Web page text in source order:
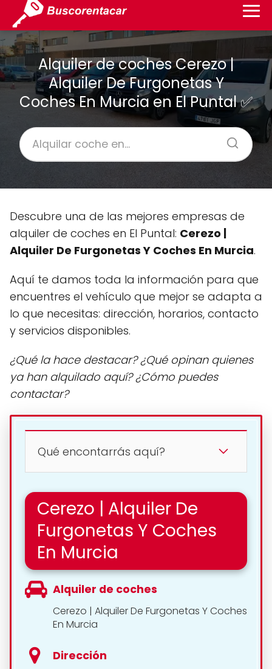
Alquiler de coches Cerezo |
Alquiler De Furgonetas Y
Coches En Murcia en El Puntal ✅
Descubre una de las mejores empresas de
alquiler de coches en El Puntal: Cerezo |
Alquiler De Furgonetas Y Coches En Murcia.
Aquí te damos toda la información para que
encuentres el vehículo que mejor se adapta a
lo que necesitas: dirección, horarios, contacto
y servicios disponibles.
¿Qué la hace destacar? ¿Qué opinan quienes
ya han alquilado aquí? ¿Cómo puedes
contactar?
Qué encontarrás aquí?
Cerezo | Alquiler De
Furgonetas Y Coches
En Murcia
Alquiler de coches
Cerezo | Alquiler De Furgonetas Y Coches
En Murcia
Dirección